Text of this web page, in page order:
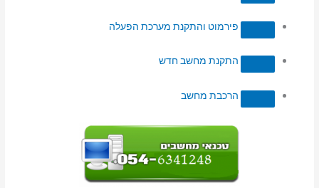
פירמוט והתקנת מערכת הפעלה
התקנת מחשב חדש
הרכבת מחשב